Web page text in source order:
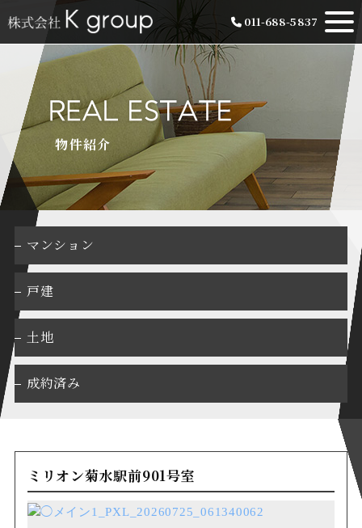
物件紹介
マンション
戸建
土地
成約済み
ミリオン菊水駅前901号室
011-688-5837